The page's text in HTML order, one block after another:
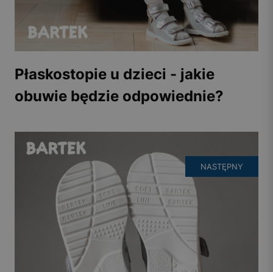
Płaskostopie u dzieci - jakie
obuwie będzie odpowiednie?
NASTĘPNY